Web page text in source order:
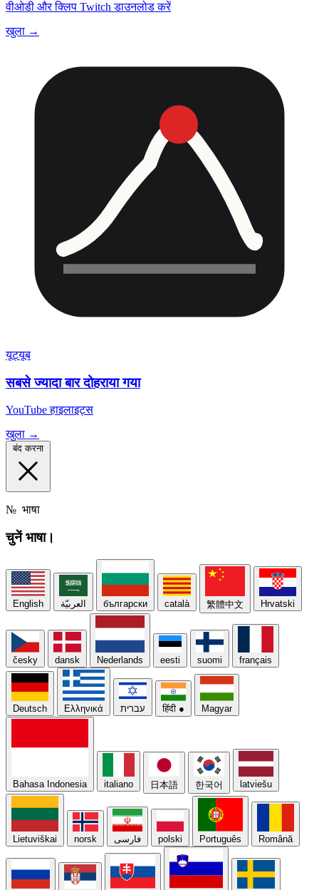
वीओडी और क्लिप Twitch डाउनलोड करें
खुला →
यूट्यूब
सबसे ज्यादा बार दोहराया गया
YouTube हाइलाइट्स
खुला →
बंद करना
№ भाषा
चुनेंभाषा।
English العربيّة български català 繁體中文 Hrvatski
česky dansk Nederlands eesti suomi français
Deutsch Ελληνικά עברית हिंदी ● Magyar
Bahasa Indonesia italiano 日本語 한국어 latviešu
Lietuviškai norsk فارسی polski Português Română